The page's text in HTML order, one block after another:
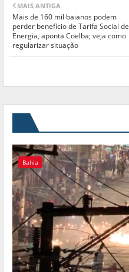
MAIS ANTIGA
Mais de 160 mil baianos podem
perder benefício de Tarifa Social de
Energia, aponta Coelba; veja como
regularizar situação
Bahia